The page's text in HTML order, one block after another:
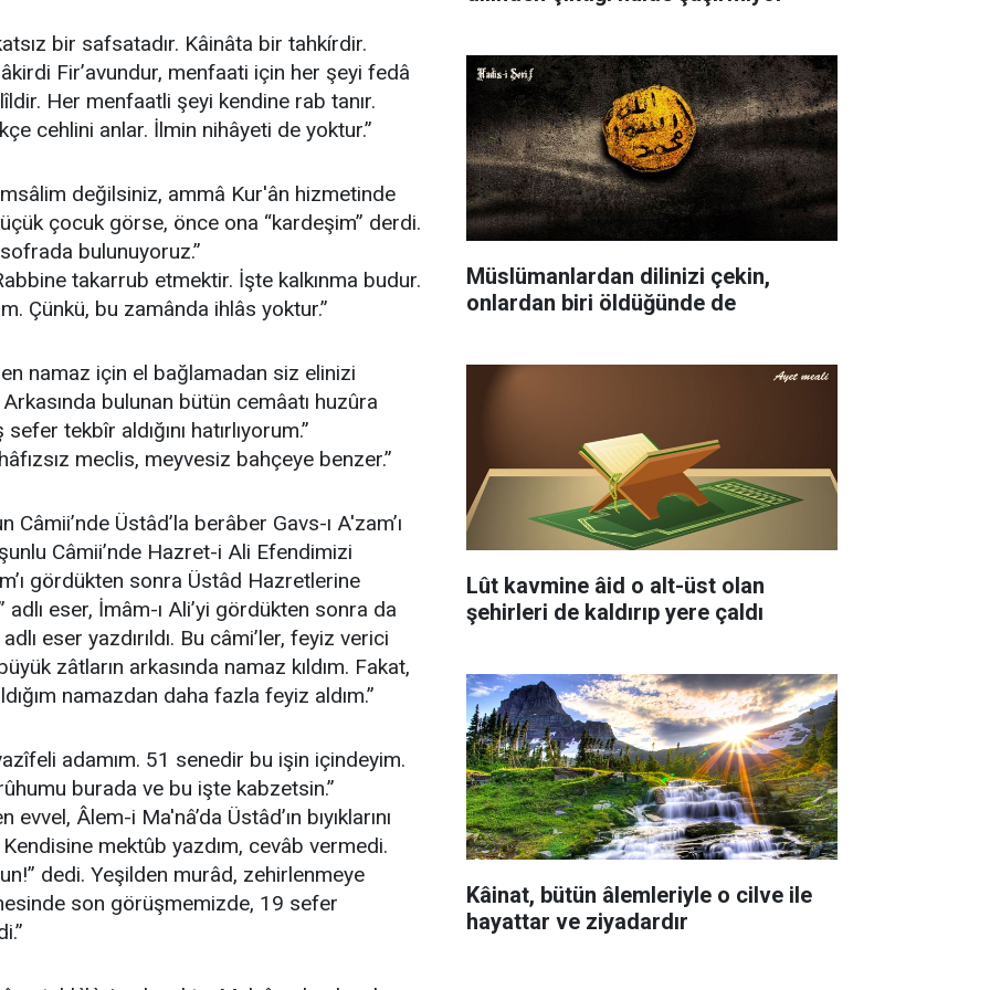
bir safsatadır. Kâinâta bir tahkírdir.
Fir’avundur, menfaati için her şeyi fedâ
Her menfaatli şeyi kendine rab tanır.
cehlini anlar. İlmin nihâyeti de yoktur.”
değilsiniz, ammâ Kur'ân hizmetinde
çocuk görse, önce ona “kardeşim” derdi.
bulunuyoruz.”
takarrub etmektir. İşte kalkınma budur.
Çünkü, bu zamânda ihlâs yoktur.”
namaz için el bağlamadan siz elinizi
Arkasında bulunan bütün cemâatı huzûra
tekbîr aldığını hatırlıyorum.”
meclis, meyvesiz bahçeye benzer.”
Câmii’nde Üstâd’la berâber Gavs-ı A'zam’ı
Câmii’nde Hazret-i Ali Efendimizi
gördükten sonra Üstâd Hazretlerine
adlı eser, İmâm-ı Ali’yi gördükten sonra da
eser yazdırıldı. Bu câmi’ler, feyiz verici
zâtların arkasında namaz kıldım. Fakat,
namazdan daha fazla feyiz aldım.”
adamım. 51 senedir bu işin içindeyim.
burada ve bu işte kabzetsin.”
Âlem-i Ma'nâ’da Üstâd’ın bıyıklarını
mektûb yazdım, cevâb vermedi.
dedi. Yeşilden murâd, zehirlenmeye
son görüşmemizde, 19 sefer
Müslümanlardan dilinizi çekin,
onlardan biri öldüğünde de
Lût kavmine âid o alt-üst olan
şehirleri de kaldırıp yere çaldı
Kâinat, bütün âlemleriyle o cilve ile
hayattar ve ziyadardır